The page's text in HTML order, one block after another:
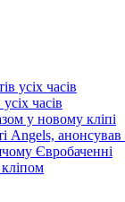
часів
у новому кліпі
Angels, анонсував
Євробаченні